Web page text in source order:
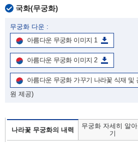
국화(무궁화)
무궁화 다운 :
아름다운 무궁화 이미지 1
아름다운 무궁화 이미지 2
아름다운 무궁화 가꾸기 나라꽃 식재 및
원 제공)
나라꽃 무궁화의 내력
무궁화 자세히 알
기